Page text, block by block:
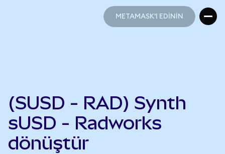
METAMASK'I EDİNİN
(SUSD - RAD) Synth
sUSD - Radworks
dönüştür